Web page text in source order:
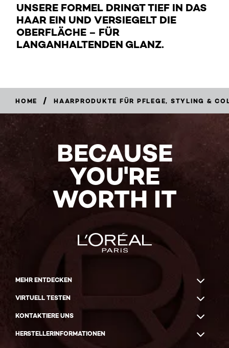
UNSERE FORMEL DRINGT TIEF IN DAS
HAAR EIN UND VERSIEGELT DIE
OBERFLÄCHE – FÜR
LANGANHALTENDEN GLANZ.
HOME / HAARPRODUKTE FÜR PFLEGE, STYLING &
BECAUSE
YOU'RE
WORTH IT
MEHR ENTDECKEN
VIRTUELL TESTEN
KONTAKTIERE UNS
HERSTELLERINFORMATIONEN